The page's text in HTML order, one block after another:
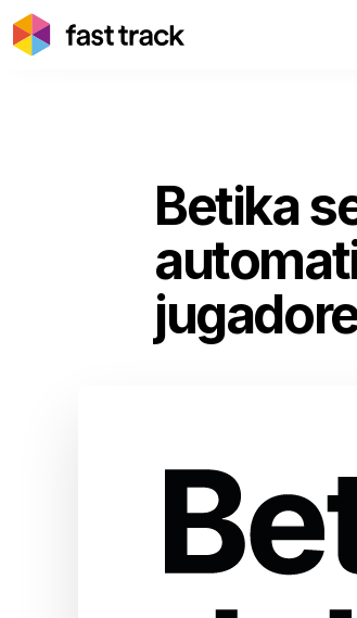
Betika